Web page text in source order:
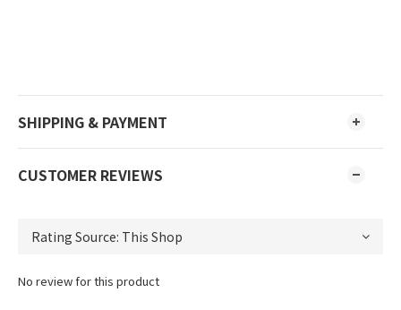
SHIPPING & PAYMENT
CUSTOMER REVIEWS
No review for this product